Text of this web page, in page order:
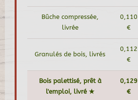
Bûche compressée,
livrée
0,110
€
Granulés de bois, livrés
0,112
€
Bois palettisé, prêt à
l'emploi, livré ★
0,129
€